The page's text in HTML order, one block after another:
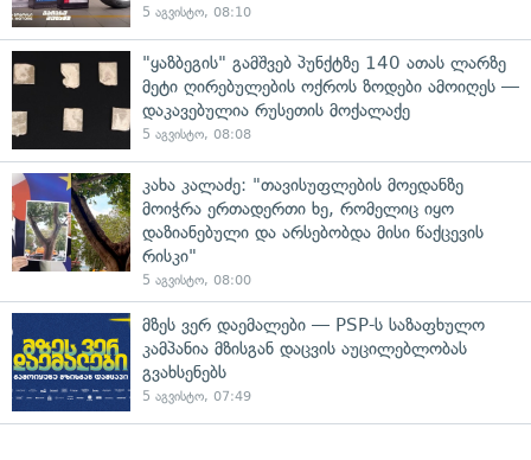
5 აგვისტო, 08:10
"ყაზბეგის" გამშვებ პუნქტზე 140 ათას ლარზე
მეტი ღირებულების ოქროს ზოდები ამოიღეს —
დაკავებულია რუსეთის მოქალაქე
5 აგვისტო, 08:08
კახა კალაძე: "თავისუფლების მოედანზე
მოიჭრა ერთადერთი ხე, რომელიც იყო
დაზიანებული და არსებობდა მისი წაქცევის
რისკი"
5 აგვისტო, 08:00
მზეს ვერ დაემალები — PSP-ს საზაფხულო
კამპანია მზისგან დაცვის აუცილებლობას
გვახსენებს
5 აგვისტო, 07:49